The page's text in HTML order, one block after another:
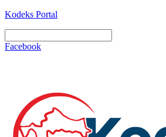
Kodeks Portal
Facebook